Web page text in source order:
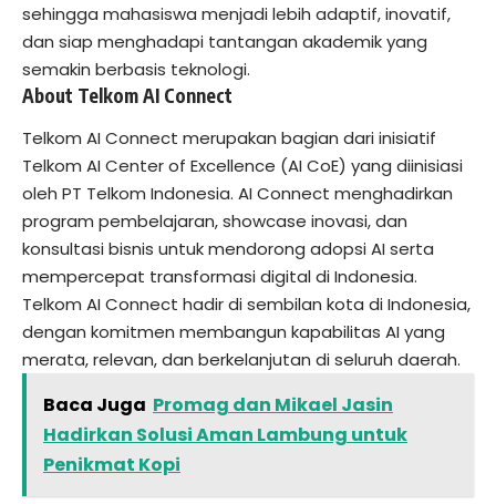
sehingga mahasiswa menjadi lebih adaptif, inovatif,
dan siap menghadapi tantangan akademik yang
semakin berbasis teknologi.
About Telkom AI Connect
Telkom AI Connect merupakan bagian dari inisiatif
Telkom AI Center of Excellence (AI CoE) yang diinisiasi
oleh PT Telkom Indonesia. AI Connect menghadirkan
program pembelajaran, showcase inovasi, dan
konsultasi bisnis untuk mendorong adopsi AI serta
mempercepat transformasi digital di Indonesia.
Telkom AI Connect hadir di sembilan kota di Indonesia,
dengan komitmen membangun kapabilitas AI yang
merata, relevan, dan berkelanjutan di seluruh daerah.
Baca Juga Promag dan Mikael Jasin
Hadirkan Solusi Aman Lambung untuk
Penikmat Kopi